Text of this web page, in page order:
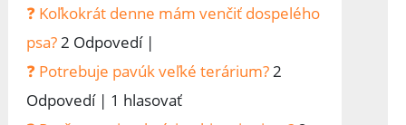
❓ Koľkokrát denne mám venčiť dospelého
psa?2 Odpovedí |
❓ Potrebuje pavúk veľké terárium?2
Odpovedí | 1 hlasovať